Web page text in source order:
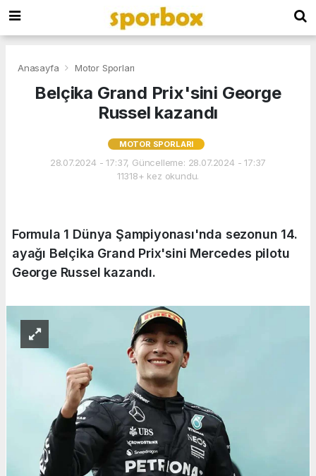
Anasayfa Motor Sporları
Belçika Grand Prix'sini George
Russel kazandı
MOTOR SPORLARI
28.07.2024 - 17:37, Güncelleme: 28.07.2024 - 17:37
11318+ kez okundu.
Formula 1 Dünya Şampiyonası'nda sezonun 14.
ayağı Belçika Grand Prix'sini Mercedes pilotu
George Russel kazandı.